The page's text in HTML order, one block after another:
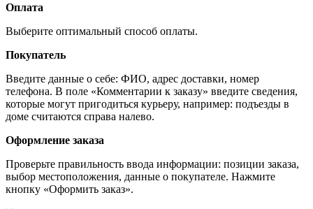
Оплата
Выберите оптимальный способ оплаты.
Покупатель
Введите данные о себе: ФИО, адрес доставки, номер
телефона. В поле «Комментарии к заказу» введите сведения,
которые могут пригодиться курьеру, например: подъезды в
доме считаются справа налево.
Оформление заказа
Проверьте правильность ввода информации: позиции заказа,
выбор местоположения, данные о покупателе. Нажмите
кнопку «Оформить заказ».